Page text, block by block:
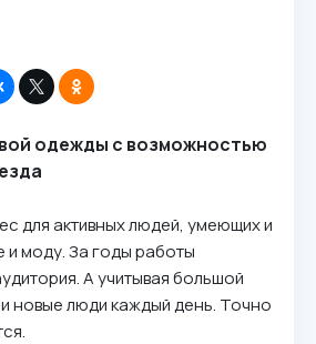
одежды с возможностью
для активных людей, умеющих и
моду. За годы работы
А учитывая большой
новые люди каждый день. Точно